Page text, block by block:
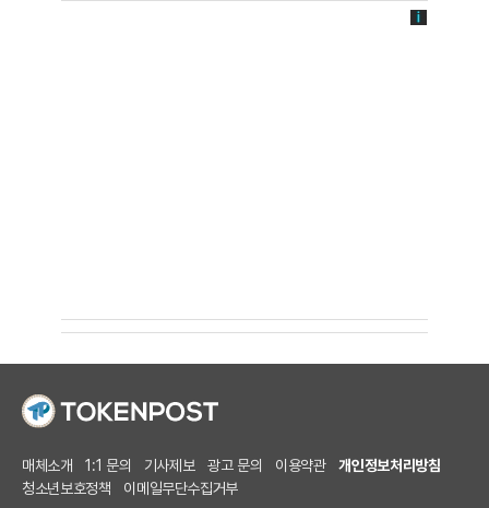
매체소개 1:1 문의 기사제보 광고 문의 이용약관
개인정보처리방침
청소년보호정책
이메일무단수집거부